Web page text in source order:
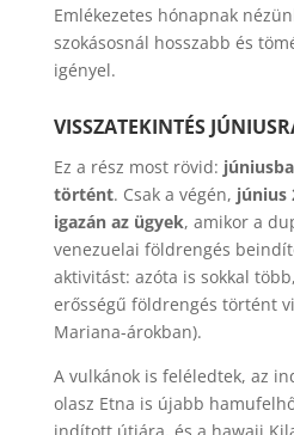
Emlékezetes hónapnak
szokásosnál hosszabb és
igényel.
VISSZATEKINTÉS
Ez a rész most rövid:
történt. Csak a végén, június
igazán az ügyek, amikor a
venezuelai földrengés
aktivitást: azóta is sokkal
erősségű földrengés történt
Mariana-árokban).
A vulkánok is feléledtek, az
olasz Etna is újabb